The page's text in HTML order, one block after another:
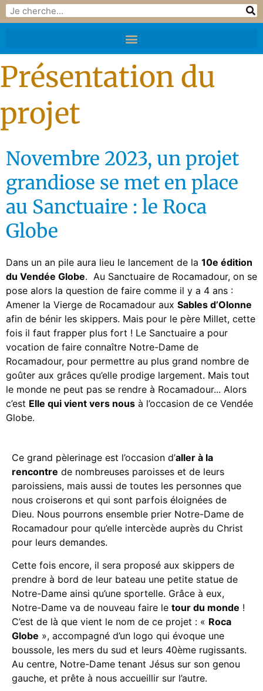
Présentation du
projet
Novembre 2023, un projet
grandiose se met en place
au Sanctuaire : le Roca
Globe
Dans un an pile aura lieu le lancement de la 10e édition
du Vendée Globe. Au Sanctuaire de Rocamadour, on se
pose alors la question de faire comme il y a 4 ans :
Amener la Vierge de Rocamadour aux Sables d’Olonne
afin de bénir les skippers. Mais pour le père Millet, cette
fois il faut frapper plus fort ! Le Sanctuaire a pour
vocation de faire connaître Notre-Dame de
Rocamadour, pour permettre au plus grand nombre de
goûter aux grâces qu’elle prodige largement. Mais tout
le monde ne peut pas se rendre à Rocamadour... Alors
c’est Elle qui vient vers nous à l’occasion de ce Vendée
Globe.
Ce grand pèlerinage est l’occasion d’aller à la
rencontre de nombreuses paroisses et de leurs
paroissiens, mais aussi de toutes les personnes que
nous croiserons et qui sont parfois éloignées de
Dieu. Nous pourrons ensemble prier Notre-Dame de
Rocamadour pour qu’elle intercède auprès du Christ
pour leurs demandes.
Cette fois encore, il sera proposé aux skippers de
prendre à bord de leur bateau une petite statue de
Notre-Dame ainsi qu’une sportelle. Grâce à eux,
Notre-Dame va de nouveau faire le tour du monde !
C’est de là que vient le nom de ce projet : « Roca
Globe », accompagné d’un logo qui évoque une
boussole, les mers du sud et leurs 40ème rugissants.
Au centre, Notre-Dame tenant Jésus sur son genou
gauche, et prête à nous accueillir sur l’autre.